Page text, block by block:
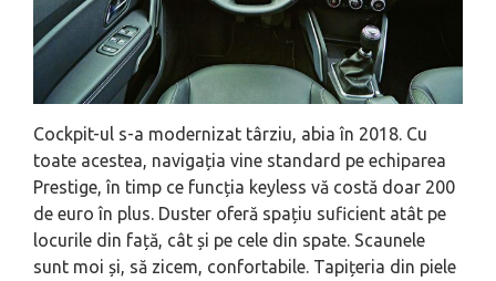
Cockpit-ul s-a modernizat târziu, abia în 2018. Cu
toate acestea, navigația vine standard pe echiparea
Prestige, în timp ce funcția keyless vă costă doar 200
de euro în plus. Duster oferă spațiu suficient atât pe
locurile din față, cât și pe cele din spate. Scaunele
sunt moi și, să zicem, confortabile. Tapițeria din piele